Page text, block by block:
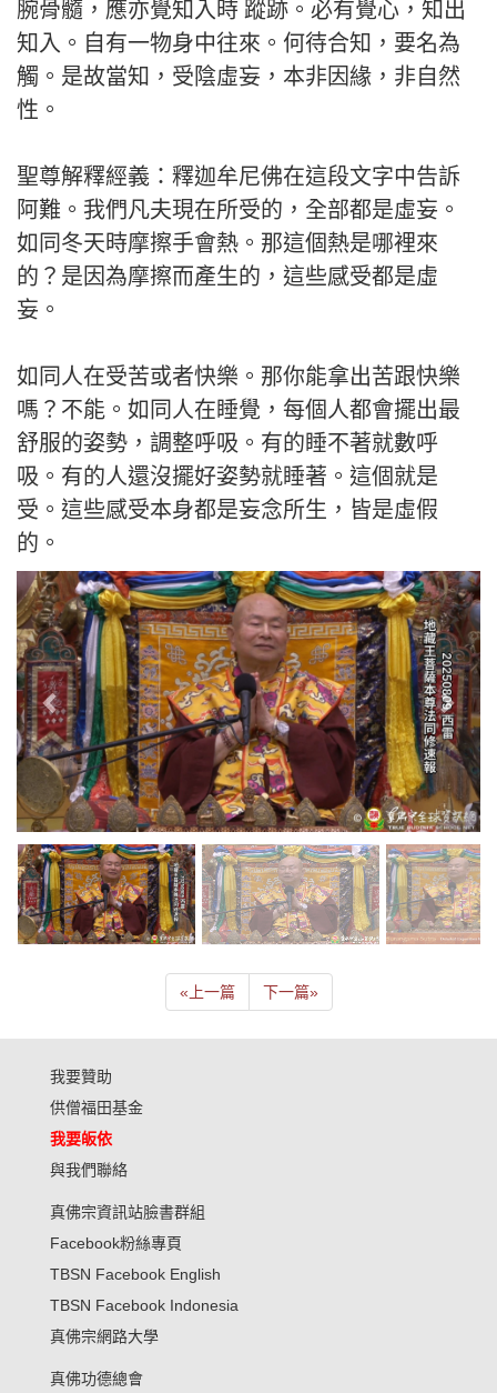
腕骨髓，應亦覺知入時 蹤跡。必有覺心，知出
知入。自有一物身中往來。何待合知，要名為
觸。是故當知，受陰虛妄，本非因緣，非自然
性。
聖尊解釋經義：釋迦牟尼佛在這段文字中告訴
阿難。我們凡夫現在所受的，全部都是虛妄。
如同冬天時摩擦手會熱。那這個熱是哪裡來
的？是因為摩擦而產生的，這些感受都是虛
妄。
如同人在受苦或者快樂。那你能拿出苦跟快樂
嗎？不能。如同人在睡覺，每個人都會擺出最
舒服的姿勢，調整呼吸。有的睡不著就數呼
吸。有的人還沒擺好姿勢就睡著。這個就是
受。這些感受本身都是妄念所生，皆是虛假
的。
« 上一篇 下一篇»
我要贊助
供僧福田基金
我要皈依
與我們聯絡
真佛宗資訊站臉書群組
Facebook粉絲專頁
TBSN Facebook English
TBSN Facebook Indonesia
真佛宗網路大學
真佛功德總會